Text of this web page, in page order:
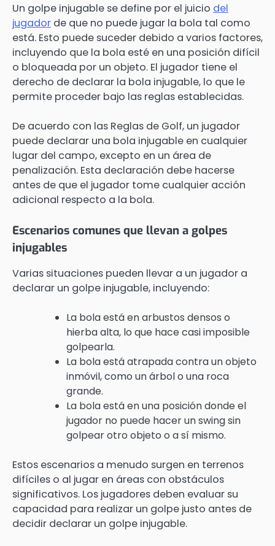
Un golpe injugable se define por el juicio del
jugador de que no puede jugar la bola tal como
está. Esto puede suceder debido a varios factores,
incluyendo que la bola esté en una posición difícil
o bloqueada por un objeto. El jugador tiene el
derecho de declarar la bola injugable, lo que le
permite proceder bajo las reglas establecidas.
De acuerdo con las Reglas de Golf, un jugador
puede declarar una bola injugable en cualquier
lugar del campo, excepto en un área de
penalización. Esta declaración debe hacerse
antes de que el jugador tome cualquier acción
adicional respecto a la bola.
Escenarios comunes que llevan a golpes
injugables
Varias situaciones pueden llevar a un jugador a
declarar un golpe injugable, incluyendo:
La bola está en arbustos densos o
hierba alta, lo que hace casi imposible
golpearla.
La bola está atrapada contra un objeto
inmóvil, como un árbol o una roca
grande.
La bola está en una posición donde el
jugador no puede hacer un swing sin
golpear otro objeto o a sí mismo.
Estos escenarios a menudo surgen en terrenos
difíciles o al jugar en áreas con obstáculos
significativos. Los jugadores deben evaluar su
capacidad para realizar un golpe justo antes de
decidir declarar un golpe injugable.